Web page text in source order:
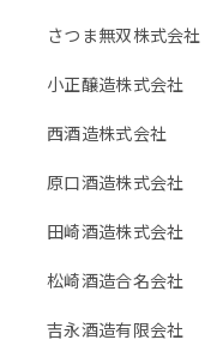
さつま無双株式会社
小正醸造株式会社
西酒造株式会社
原口酒造株式会社
田崎酒造株式会社
松崎酒造合名会社
吉永酒造有限会社